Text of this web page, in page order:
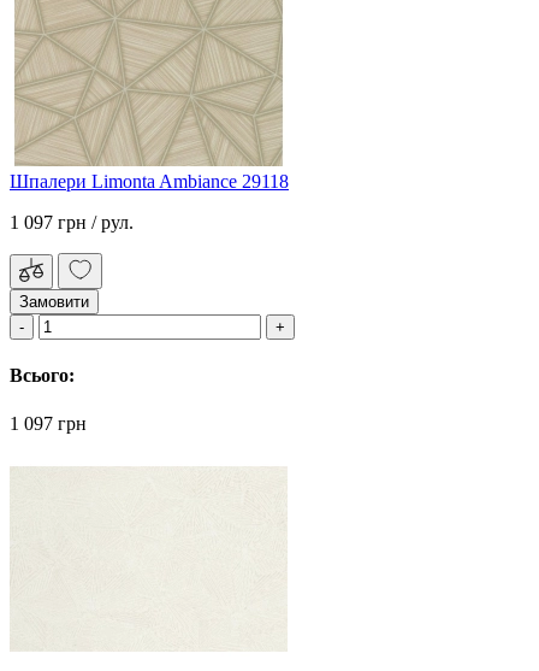
Шпалери Limonta Ambiance 29118
1 097 грн / рул.
Замовити
Всього:
1 097 грн